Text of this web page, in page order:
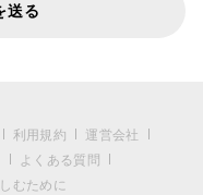
送る
利用規約
運営会社
よくある質問
むために